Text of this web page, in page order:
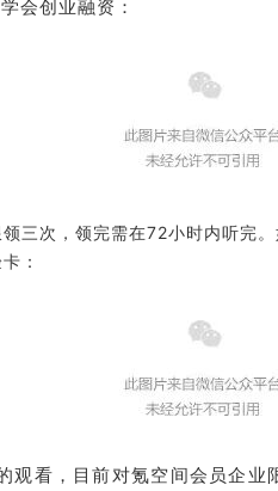
会创业融资 ：
三次，领完需在72小时内听完
：
观看，目前对氪空间会员企业